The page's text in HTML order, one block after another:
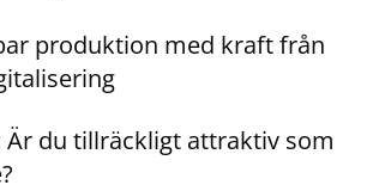
produktion med kraft från
Är du tillräckligt attraktiv som